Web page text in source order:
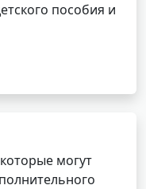
пособия и
могут